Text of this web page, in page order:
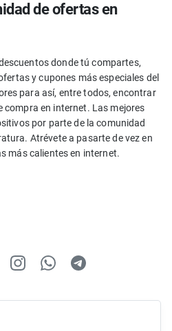
de ofertas en
donde tú compartes,
y cupones más especiales del
para así, entre todos, encontrar
compra en internet. Las mejores
por parte de la comunidad
Atrévete a pasarte de vez en
más calientes en internet.